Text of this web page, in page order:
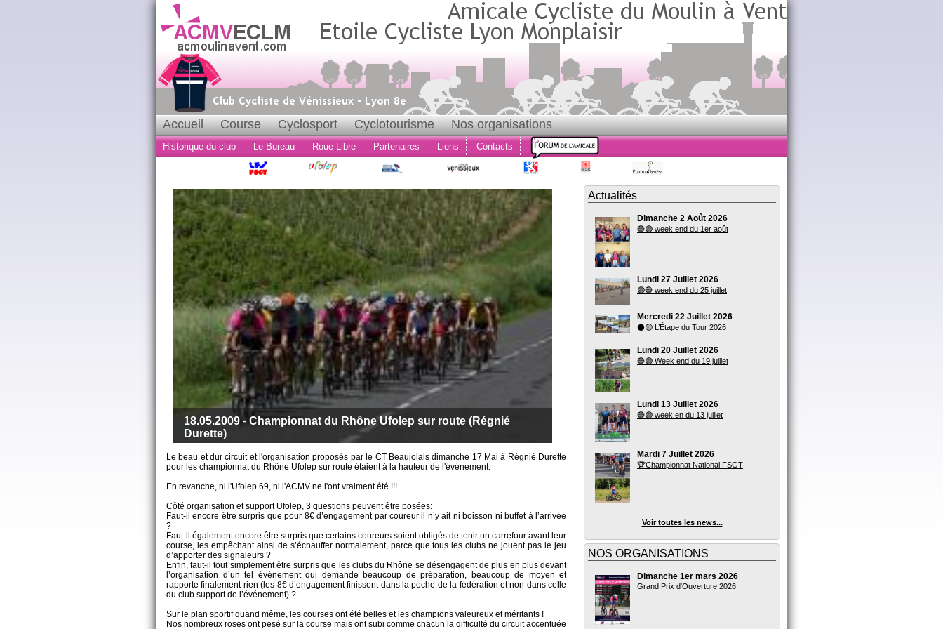
Accueil Course Cyclosport Cyclotourisme Nos organisations
Historique du club Le Bureau Roue Libre Partenaires Liens Contacts
18.05.2009 - Championnat du Rhône Ufolep sur route (Régnié
Durette)
Le beau et dur circuit et l'organisation proposés par le CT Beaujolais dimanche 17 Mai à Régnié Durette
pour les championnat du Rhône Ufolep sur route étaient à la hauteur de l'événement.
En revanche, ni l'Ufolep 69, ni l'ACMV ne l'ont vraiment été !!!
Côté organisation et support Ufolep, 3 questions peuvent être posées:
Faut-il encore être surpris que pour 8€ d’engagement par coureur il n’y ait ni boisson ni buffet à l’arrivée
?
Faut-il également encore être surpris que certains coureurs soient obligés de tenir un carrefour avant leur
course, les empêchant ainsi de s’échauffer normalement, parce que tous les clubs ne jouent pas le jeu
d’apporter des signaleurs ?
Enfin, faut-il tout simplement être surpris que les clubs du Rhône se désengagent de plus en plus devant
l’organisation d’un tel événement qui demande beaucoup de préparation, beaucoup de moyen et
rapporte finalement rien (les 8€ d’engagement finissent dans la poche de la fédération et non dans celle
du club support de l’événement) ?
Sur le plan sportif quand même, les courses ont été belles et les champions valeureux et méritants !
Nos nombreux roses ont pesé sur la course mais ont subi comme chacun la difficulté du circuit accentuée
Actualités
Dimanche 2 Août 2026
🔵🟣 week end du 1er août
Lundi 27 Juillet 2026
🟣🔵 week end du 25 juillet
Mercredi 22 Juillet 2026
⚫🟡 L’Étape du Tour 2026
Lundi 20 Juillet 2026
🔵🟣 Week end du 19 juillet
Lundi 13 Juillet 2026
🔵🟣 week en du 13 juillet
Mardi 7 Juillet 2026
🏆Championnat National FSGT
Voir toutes les news...
NOS ORGANISATIONS
Dimanche 1er mars 2026
Grand Prix d'Ouverture 2026